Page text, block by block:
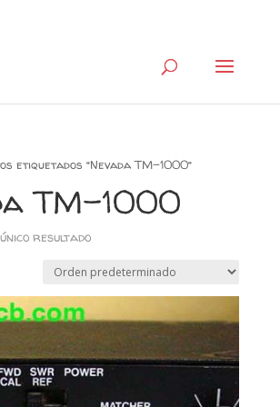
etiquetados “Nevada TM-1000”
TM-1000
resultado